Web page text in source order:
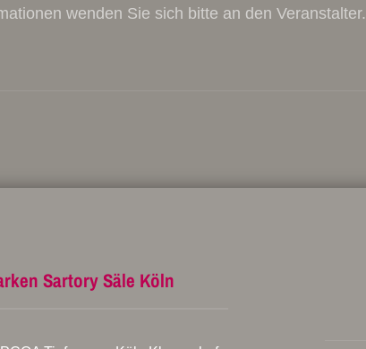
wenden Sie sich bitte an den Veranstalter.
Sartory Säle Köln